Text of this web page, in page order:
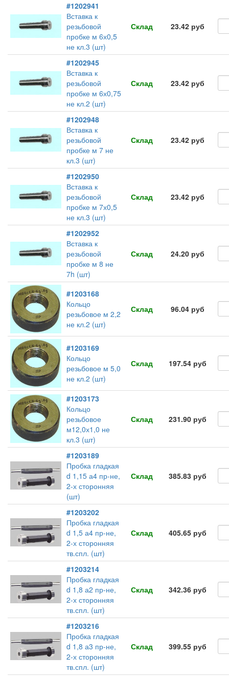
#1202941
Вставка к
резьбовой
пробке м 6х0,5
не кл.3 (шт)
Склад 23.42 руб
#1202945
Вставка к
резьбовой
пробке м 6х0,75
не кл.2 (шт)
Склад 23.42 руб
#1202948
Вставка к
резьбовой
пробке м 7 не
кл.3 (шт)
Склад 23.42 руб
#1202950
Вставка к
резьбовой
пробке м 7х0,5
не кл.3 (шт)
Склад 23.42 руб
#1202952
Вставка к
резьбовой
пробке м 8 не
7h (шт)
Склад 24.20 руб
#1203168
Кольцо
резьбовое м 2,2
не кл.2 (шт)
Склад 96.04 руб
#1203169
Кольцо
резьбовое м 5,0
не кл.2 (шт)
Склад 197.54 руб
#1203173
Кольцо
резьбовое
м12,0х1,0 не
кл.3 (шт)
Склад 231.90 руб
#1203189
Пробка гладкая
d 1,15 а4 пр-не,
2-х сторонняя
(шт)
Склад 385.83 руб
#1203202
Пробка гладкая
d 1,5 а4 пр-не,
2-х сторонняя
тв.спл. (шт)
Склад 405.65 руб
#1203214
Пробка гладкая
d 1,8 а2 пр-не,
2-х сторонняя
тв.спл. (шт)
Склад 342.36 руб
#1203216
Пробка гладкая
d 1,8 а3 пр-не,
2-х сторонняя
тв.спл. (шт)
Склад 399.55 руб